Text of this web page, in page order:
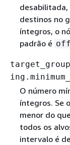
desabilitada,
destinos no
íntegros, o
padrão é off
O número
íntegros. Se
menor do
todos os
intervalo é